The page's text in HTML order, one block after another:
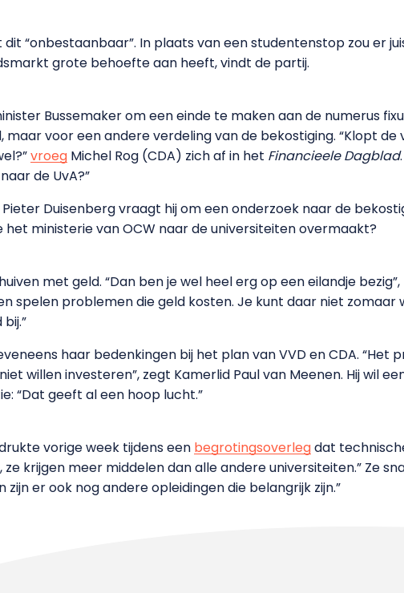
dit “onbestaanbaar”. In plaats van een studentenstop zou er
grote behoefte aan heeft, vindt de partij.
Bussemaker om een einde te maken aan de numerus
voor een andere verdeling van de bekostiging. “Klopt
vroeg Michel Rog (CDA) zich af in het Financieele Dagblad
de UvA?”
Duisenberg vraagt hij om een onderzoek naar de
het ministerie van OCW naar de universiteiten overmaakt?
met geld. “Dan ben je wel heel erg op een eilandje
spelen problemen die geld kosten. Je kunt daar niet zomaar
haar bedenkingen bij het plan van VVD en CDA. “Het
willen investeren”, zegt Kamerlid Paul van Meenen. Hij wil
“Dat geeft al een hoop lucht.”
vorige week tijdens een begrotingsoverlegdat
krijgen meer middelen dan alle andere universiteiten.” Ze
zijn er ook nog andere opleidingen die belangrijk zijn.”